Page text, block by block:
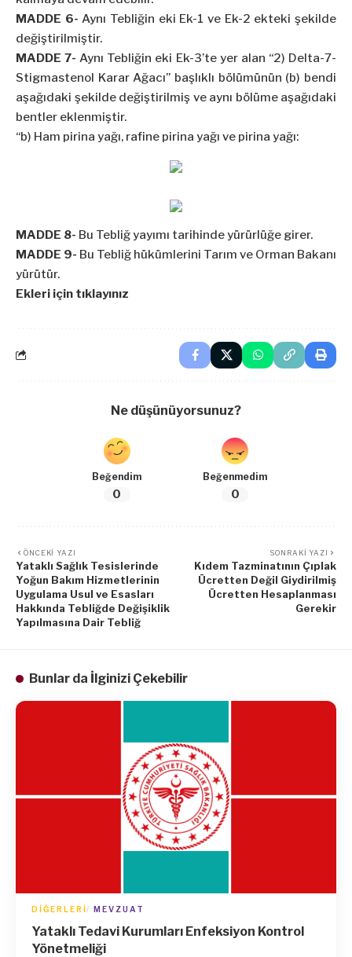
MADDE 6-Aynı Tebliğin eki Ek-1 ve Ek-2 ekteki şekilde
değiştirilmiştir.
MADDE 7-Aynı Tebliğin eki Ek-3’te yer alan “2) Delta-7-
Stigmastenol Karar Ağacı” başlıklı bölümünün (b) bendi
aşağıdaki şekilde değiştirilmiş ve aynı bölüme aşağıdaki
bentler eklenmiştir.
“b) Ham pirina yağı, rafine pirina yağı ve pirina yağı:
MADDE 8- Bu Tebliğ yayımı tarihinde yürürlüğe girer.
MADDE 9- Bu Tebliğ hükümlerini Tarım ve Orman Bakanı
yürütür.
Ekleri için tıklayınız
Ne düşünüyorsunuz?
Beğendim
0
Beğenmedim
0
ÖNCEKI YAZI
Yataklı Sağlık Tesislerinde
Yoğun Bakım Hizmetlerinin
Uygulama Usul ve Esasları
Hakkında Tebliğde Değişiklik
Yapılmasına Dair Tebliğ
SONRAKI YAZI
Kıdem Tazminatının Çıplak
Ücretten Değil Giydirilmiş
Ücretten Hesaplanması
Gerekir
Bunlar da İlginizi Çekebilir
DIĞERLERI MEVZUAT
Yataklı Tedavi Kurumları Enfeksiyon Kontrol
Yönetmeliği